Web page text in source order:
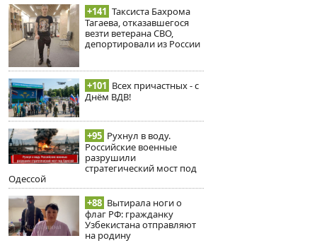
+141 Таксиста Бахрома
Тагаева, отказавшегося
везти ветерана СВО,
депортировали из России
+101 Всех причастных - с
Днём ВДВ!
+95 Рухнул в воду.
Российские военные
разрушили
стратегический мост под
Одессой
+88 Вытирала ноги о
флаг РФ: гражданку
Узбекистана отправляют
на родину